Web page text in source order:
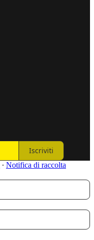
Iscriviti
∙ Notifica di raccolta